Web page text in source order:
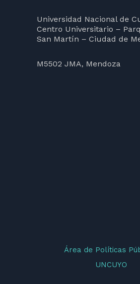
Universidad Nacional de
Centro Universitario –
San Martín – Ciudad de
M5502 JMA, Mendoza
Área de Políticas
UNCUYO